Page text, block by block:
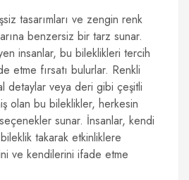
tasarımları ve zengin renk
benzersiz bir tarz sunar.
insanlar, bu bileklikleri tercih
etme fırsatı bulurlar. Renkli
detaylar veya deri gibi çeşitli
olan bu bileklikler, herkesin
sunar. İnsanlar, kendi
takarak etkinliklere
ve kendilerini ifade etme